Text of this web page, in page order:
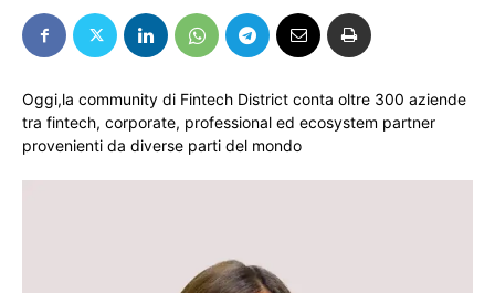
Oggi,la community di Fintech District conta oltre 300 aziende
tra fintech, corporate, professional ed ecosystem partner
provenienti da diverse parti del mondo